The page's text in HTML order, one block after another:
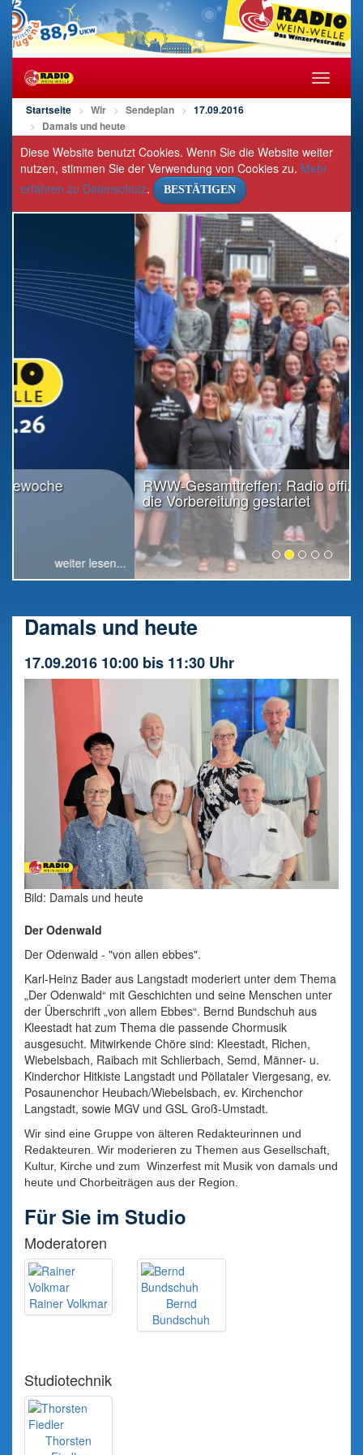
öffnen/
Startseite Wir Sendeplan
17.09.2016
Damals und heute
Diese Website benutzt Cookies. Wenn Sie die Website weiter
nutzen, stimmen Sie der Verwendung von Cookies zu. Mehr
erfahren zu Datenschutz. BESTÄTIGEN
RWW-Gesamttreffen: Radio offiziell in
die Vorbereitung gestartet
weiter lesen...
Damals und heute
17.09.2016 10:00 bis 11:30 Uhr
Bild: Damals und heute
Der Odenwald
Der Odenwald - "von allen ebbes".
Karl-Heinz Bader aus Langstadt moderiert unter dem Thema
„Der Odenwald“ mit Geschichten und seine Menschen unter
der Überschrift „von allem Ebbes“. Bernd Bundschuh aus
Kleestadt hat zum Thema die passende Chormusik
ausgesucht. Mitwirkende Chöre sind: Kleestadt, Richen,
Wiebelsbach, Raibach mit Schlierbach, Semd, Männer- u.
Kinderchor Hitkiste Langstadt und Pöllataler Viergesang, ev.
Posaunenchor Heubach/Wiebelsbach, ev. Kirchenchor
Langstadt, sowie MGV und GSL Groß-Umstadt.
Wir sind eine Gruppe von älteren Redakteurinnen und
Redakteuren. Wir moderieren zu Themen aus Gesellschaft,
Kultur, Kirche und zum Winzerfest mit Musik von damals und
heute und Chorbeiträgen aus der Region.
Für Sie im Studio
Moderatoren
Rainer Volkmar
Bernd
Bundschuh
Studiotechnik
Thorsten